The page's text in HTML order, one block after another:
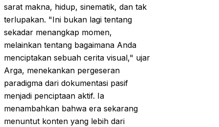
sarat makna, hidup, sinematik, dan tak
terlupakan. "Ini bukan lagi tentang
sekadar menangkap momen,
melainkan tentang bagaimana Anda
menciptakan sebuah cerita visual," ujar
Arga, menekankan pergeseran
paradigma dari dokumentasi pasif
menjadi penciptaan aktif. Ia
menambahkan bahwa era sekarang
menuntut konten yang lebih dari